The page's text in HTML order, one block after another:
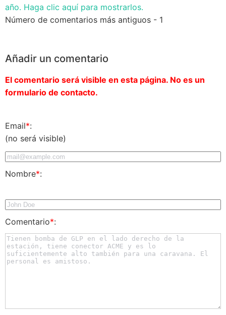
año. Haga clic aquí para mostrarlos.
Número de comentarios más antiguos - 1
Añadir un comentario
El comentario será visible en esta página. No es un
formulario de contacto.
Email*:
(no será visible)
Nombre*:
Comentario*: